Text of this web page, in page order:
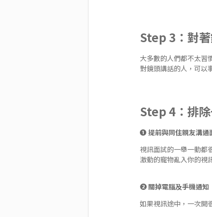
Step 3：對
大多數的人們都不太習
對鏡頭講話的人，可以
Step 4：排
❶ 提前與同住親友溝通
視訊面試的一舉一動都
激動的寵物亂入你的視
❷ 關掉電腦及手機通知
如果視訊途中，一次開